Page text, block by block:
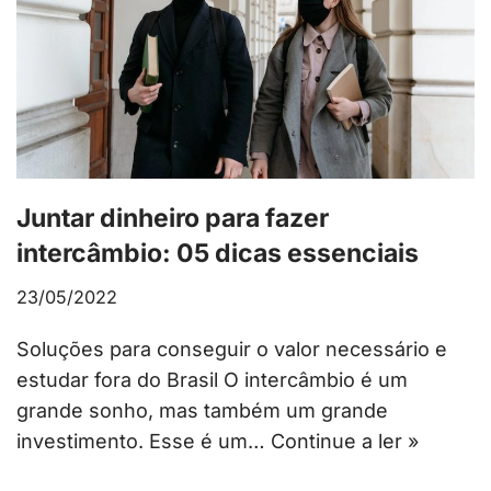
Juntar dinheiro para fazer
intercâmbio: 05 dicas essenciais
23/05/2022
Soluções para conseguir o valor necessário e
estudar fora do Brasil O intercâmbio é um
grande sonho, mas também um grande
investimento. Esse é um… Continue a ler »